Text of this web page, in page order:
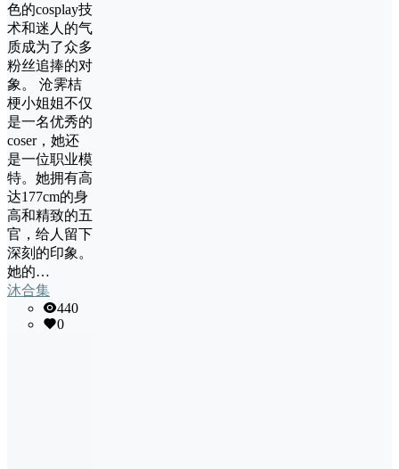
色的cosplay技
术和迷人的气
质成为了众多
粉丝追捧的对
象。 沧霁桔
梗小姐姐不仅
是一名优秀的
coser，她还
是一位职业模
特。她拥有高
达177cm的身
高和精致的五
官，给人留下
深刻的印象。
她的…
沐合集
440
0